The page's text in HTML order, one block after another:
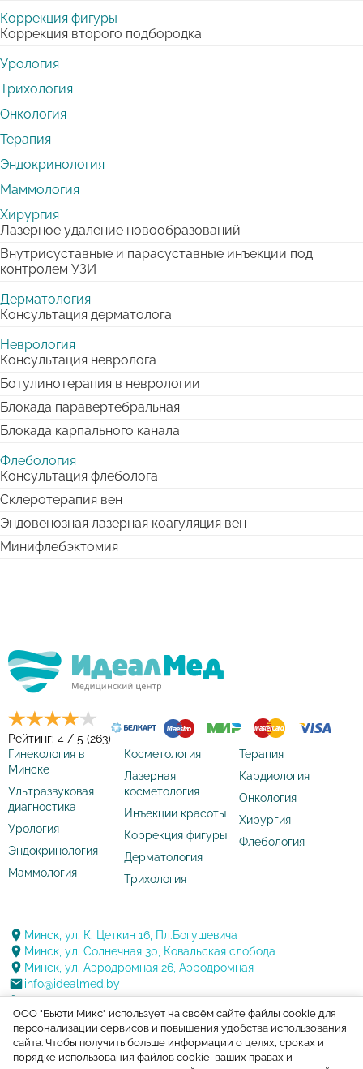
Коррекция фигуры
Коррекция второго подбородка
Урология
Трихология
Онкология
Терапия
Эндокринология
Маммология
Хирургия
Лазерное удаление новообразований
Внутрисуставные и парасуставные инъекции под
контролем УЗИ
Дерматология
Консультация дерматолога
Неврология
Консультация невролога
Ботулинотерапия в неврологии
Блокада паравертебральная
Блокада карпального канала
Флебология
Консультация флеболога
Склеротерапия вен
Эндовенозная лазерная коагуляция вен
Минифлебэктомия
Рейтинг: 4 / 5 (263)
Гинекология в
Минске
Ультразвуковая
диагностика
Урология
Эндокринология
Маммология
Косметология
Лазерная
косметология
Инъекции красоты
Коррекция фигуры
Дерматология
Трихология
Терапия
Кардиология
Онкология
Хирургия
Флебология
Минск, ул. К. Цеткин 16, Пл.Богушевича
Минск, ул. Солнечная 30, Ковальская слобода
Минск, ул. Аэродромная 26, Аэродромная
info@idealmed.by
+375 17 388 20 88
+375 29 144 22 22
+375 17 388 20 88
ООО "Бьюти Микс" использует на своём сайте файлы cookie для
персонализации сервисов и повышения удобства использования
сайта. Чтобы получить больше информации о целях, сроках и
порядке использования файлов cookie, ваших правах и